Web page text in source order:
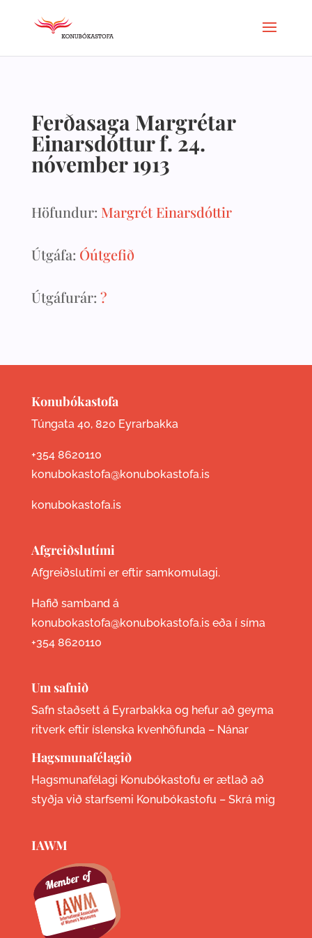
Ferðasaga Margrétar
Einarsdóttur f. 24.
nóvember 1913
Höfundur: Margrét Einarsdóttir
Útgáfa: Óútgefið
Útgáfurár: ?
Konubókastofa
Túngata 40, 820 Eyrarbakka
+354 8620110
konubokastofa@konubokastofa.is
konubokastofa.is
Afgreiðslutími
Afgreiðslutími er eftir samkomulagi.
Hafið samband á
konubokastofa@konubokastofa.is eða í síma
+354 8620110
Um safnið
Safn staðsett á Eyrarbakka og hefur að geyma
ritverk eftir íslenska kvenhöfunda – Nánar
Hagsmunafélagið
Hagsmunafélagi Konubókastofu er ætlað að
styðja við starfsemi Konubókastofu – Skrá mig
IAWM